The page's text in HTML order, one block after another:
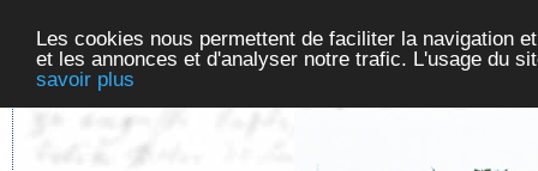
Les cookies nous permettent de faciliter la navigation
et les annonces et d'analyser notre trafic. L'usage du
savoir plus